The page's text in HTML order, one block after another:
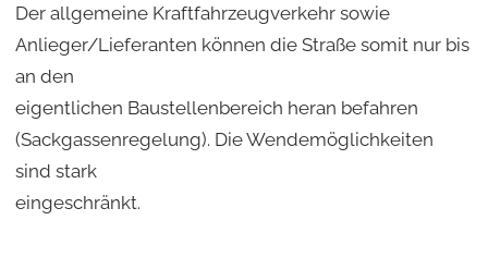
Der allgemeine Kraftfahrzeugverkehr sowie
Anlieger/Lieferanten können die Straße somit nur bis
an den
eigentlichen Baustellenbereich heran befahren
(Sackgassenregelung). Die Wendemöglichkeiten
sind stark
eingeschränkt.